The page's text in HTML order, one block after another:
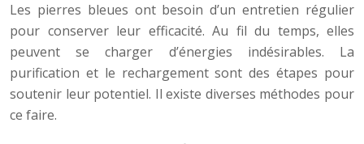
Les pierres bleues ont besoin d’un entretien régulier
pour conserver leur efficacité. Au fil du temps, elles
peuvent se charger d’énergies indésirables. La
purification et le rechargement sont des étapes pour
soutenir leur potentiel. Il existe diverses méthodes pour
ce faire.